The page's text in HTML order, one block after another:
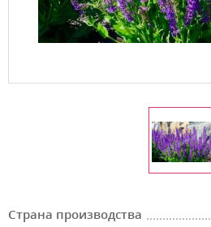
Страна производства